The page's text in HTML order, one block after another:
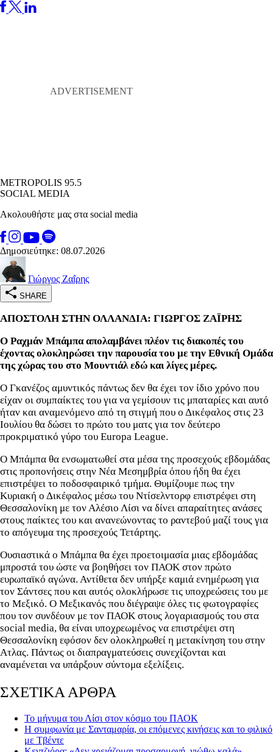
METROPOLIS 95.5
SOCIAL MEDIA
Ακολουθήστε μας στα social media
Δημοσιεύτηκε: 08.07.2026
Γιώργος Ζαΐρης
SHARE
ΑΠΟΣΤΟΛΗ ΣΤΗΝ ΟΛΛΑΝΔΙΑ: ΓΙΩΡΓΟΣ ΖΑΪΡΗΣ
Ο Ραχμάν Μπάμπα απολαμβάνει πλέον τις διακοπές του
έχοντας ολοκληρώσει την παρουσία του με την Εθνική Ομάδα
της χώρας του στο Μουντιάλ εδώ και λίγες μέρες.
Ο Γκανέζος αμυντικός πάντως δεν θα έχει τον ίδιο χρόνο που
είχαν οι συμπαίκτες του για να γεμίσουν τις μπαταρίες και αυτό
ήταν και αναμενόμενο από τη στιγμή που ο Δικέφαλος στις 23
Ιουλίου θα δώσει το πρώτο του ματς για τον δεύτερο
προκριματικό γύρο του Europa League.
Ο Μπάμπα θα ενσωματωθεί στα μέσα της προσεχούς εβδομάδας
στις προπονήσεις στην Νέα Μεσημβρία όπου ήδη θα έχει
επιστρέψει το ποδοσφαιρικό τμήμα. Θυμίζουμε πως την
Κυριακή ο Δικέφαλος μέσω του Ντίσελντορφ επιστρέφει στη
Θεσσαλονίκη με τον Αλέσιο Λίσι να δίνει απαραίτητες ανάσες
στους παίκτες του και ανανεώνοντας το ραντεβού μαζί τους για
το απόγευμα της προσεχούς Τετάρτης.
Ουσιαστικά ο Μπάμπα θα έχει προετοιμασία μιας εβδομάδας
μπροστά του ώστε να βοηθήσει τον ΠΑΟΚ στον πρώτο
ευρωπαϊκό αγώνα. Αντίθετα δεν υπήρξε καμιά ενημέρωση για
τον Σάντσες που και αυτός ολοκλήρωσε τις υποχρεώσεις του με
το Μεξικό. Ο Μεξικανός που διέγραψε όλες τις φωτογραφίες
που τον συνδέουν με τον ΠΑΟΚ στους λογαριασμούς του στα
social media, θα είναι υποχρεωμένος να επιστρέψει στη
Θεσσαλονίκη εφόσον δεν ολοκληρωθεί η μετακίνηση του στην
Ατλας. Πάντως οι διαπραγματεύσεις συνεχίζονται και
αναμένεται να υπάρξουν σύντομα εξελίξεις.
ΣΧΕΤΙΚΑ ΑΡΘΡΑ
Το μήνυμα του Λίσι στον κόσμο του ΠΑΟΚ
Η συμφωνία με Σανταμαρία, οι επόμενες κινήσεις και το φιλικό
με Τβέντε